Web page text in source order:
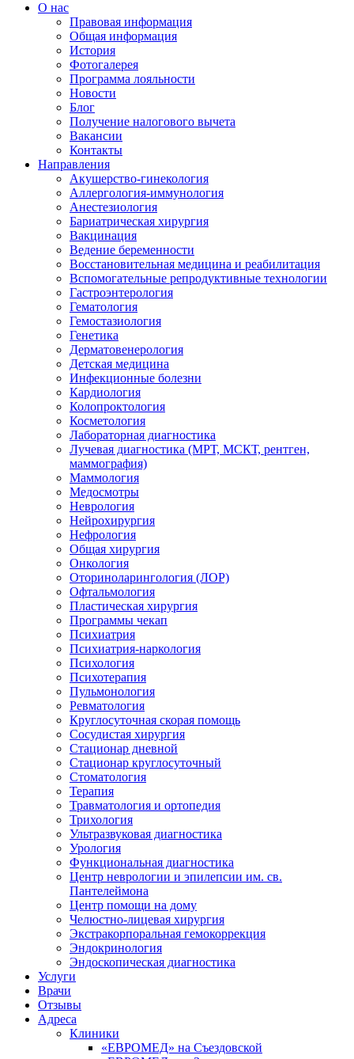
О нас
Правовая информация
Общая информация
История
Фотогалерея
Программа лояльности
Новости
Блог
Получение налогового вычета
Вакансии
Контакты
Направления
Акушерство-гинекология
Аллергология-иммунология
Анестезиология
Бариатрическая хирургия
Вакцинация
Ведение беременности
Восстановительная медицина и реабилитация
Вспомогательные репродуктивные технологии
Гастроэнтерология
Гематология
Гемостазиология
Генетика
Дерматовенерология
Детская медицина
Инфекционные болезни
Кардиология
Колопроктология
Косметология
Лабораторная диагностика
Лучевая диагностика (МРТ, МСКТ, рентген,
маммография)
Маммология
Медосмотры
Неврология
Нейрохирургия
Нефрология
Общая хирургия
Онкология
Оториноларингология (ЛОР)
Офтальмология
Пластическая хирургия
Программы чекап
Психиатрия
Психиатрия-наркология
Психология
Психотерапия
Пульмонология
Ревматология
Круглосуточная скорая помощь
Сосудистая хирургия
Стационар дневной
Стационар круглосуточный
Стоматология
Терапия
Травматология и ортопедия
Трихология
Ультразвуковая диагностика
Урология
Функциональная диагностика
Центр неврологии и эпилепсии им. св.
Пантелеймона
Центр помощи на дому
Челюстно-лицевая хирургия
Экстракорпоральная гемокоррекция
Эндокринология
Эндоскопическая диагностика
Услуги
Врачи
Отзывы
Адреса
Клиники
«ЕВРОМЕД» на Съездовской